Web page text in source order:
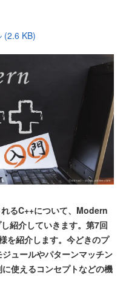
(2.6 KB)
るC++について、Modern
紹介していきます。第7回
を紹介します。今どきのプ
ュールやパターンマッチン
使えるコンセプトなどの機